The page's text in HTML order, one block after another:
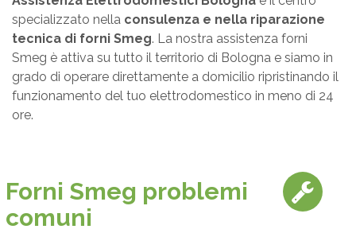
specializzato nella consulenza e nella riparazione
tecnica di forni Smeg. La nostra assistenza forni
Smeg è attiva su tutto il territorio di Bologna e siamo in
grado di operare direttamente a domicilio ripristinando il
funzionamento del tuo elettrodomestico in meno di 24
ore.
Forni Smeg problemi
comuni